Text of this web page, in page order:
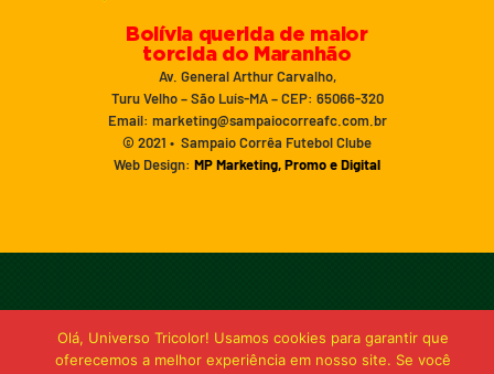
Bolívia querida de maior
torcida do Maranhão
Av. General Arthur Carvalho,
Turu Velho – São Luís-MA – CEP: 65066-320
Email: marketing@sampaiocorreafc.com.br
© 2021 • Sampaio Corrêa Futebol Clube
Web Design: MP Marketing, Promo e Digital
Olá, Universo Tricolor! Usamos cookies para garantir que
oferecemos a melhor experiência em nosso site. Se você